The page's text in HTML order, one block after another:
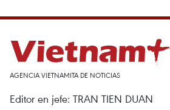
AGENCIA VIETNAMITA DE NOTICIAS
Editor en jefe: TRAN TIEN DUAN